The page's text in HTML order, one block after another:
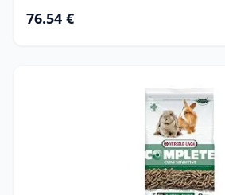
76.54 €